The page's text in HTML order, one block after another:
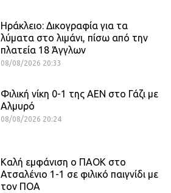
Ηράκλειο: Δικογραφία για τα
λύματα στο λιμάνι, πίσω από την
πλατεία 18 Άγγλων
08/08/2026 20:33
Φιλική νίκη 0-1 της ΑΕΝ στο Γάζι με
Αλμυρό
08/08/2026 20:24
Καλή εμφάνιση ο ΠΑΟΚ στο
Ατσαλένιο 1-1 σε φιλικό παιγνίδι με
τον ΠΟΑ